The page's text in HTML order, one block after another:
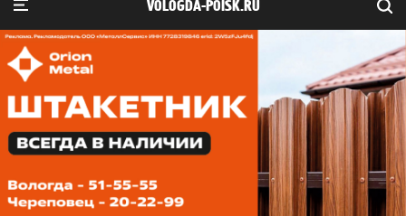
VOLOGDA-POISK.RU